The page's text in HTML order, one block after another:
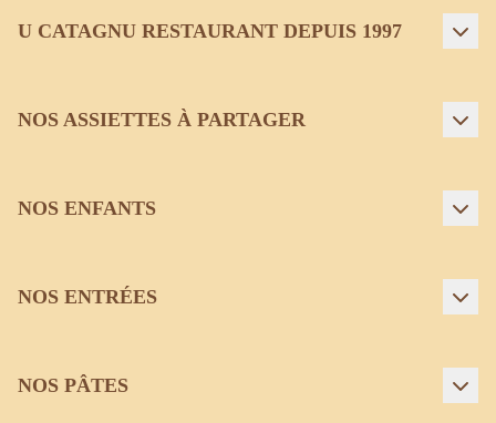
U CATAGNU RESTAURANT DEPUIS 1997
NOS ASSIETTES À PARTAGER
NOS ENFANTS
NOS ENTRÉES
NOS PÂTES